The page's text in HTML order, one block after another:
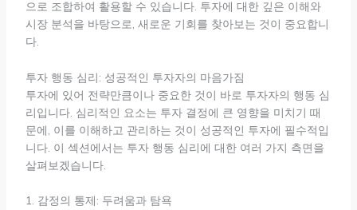
으로 조합하여 활용할 수 있습니다. 투자에 대한 깊은 이해와
시장 분석을 바탕으로, 새로운 기회를 찾아보는 것이 중요합니
다.
투자 행동 심리: 성공적인 투자자의 마음가짐
투자에 있어 전략만큼이나 중요한 것이 바로 투자자의 행동 심
리입니다. 심리적인 요소는 투자 결정에 큰 영향을 미치기 때
문에, 이를 이해하고 관리하는 것이 성공적인 투자에 필수적입
니다. 이 섹션에서는 투자 행동 심리에 대한 여러 가지 측면을
살펴보겠습니다.
1. 감정의 통제: 두려움과 탐욕